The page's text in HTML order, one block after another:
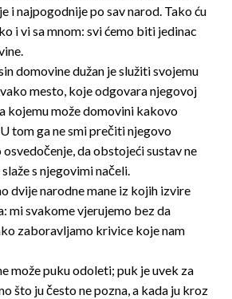
i najpogodnije po sav narod. Tako ću
i vi sa mnom: svi ćemo biti jedinac
domovine dužan je služiti svojemu
mesto, koje odgovara njegovoj
kojemu može domovini kakovo
tom ga ne smi prečiti njegovo
da obstojeći sustav ne
s njegovimi načeli.
dvije narodne mane iz kojih izvire
mi svakome vjerujemo bez da
zaboravljamo krivice koje nam
može puku odoleti; puk je uvek za
što ju često ne pozna, a kada ju kroz